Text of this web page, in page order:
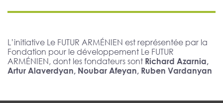
L’initiative Le FUTUR ARMÉNIEN est représentée par la
Fondation pour le développement Le FUTUR
ARMÉNIEN, dont les fondateurs sont Richard Azarnia,
Artur Alaverdyan, Noubar Afeyan, Ruben Vardanyan